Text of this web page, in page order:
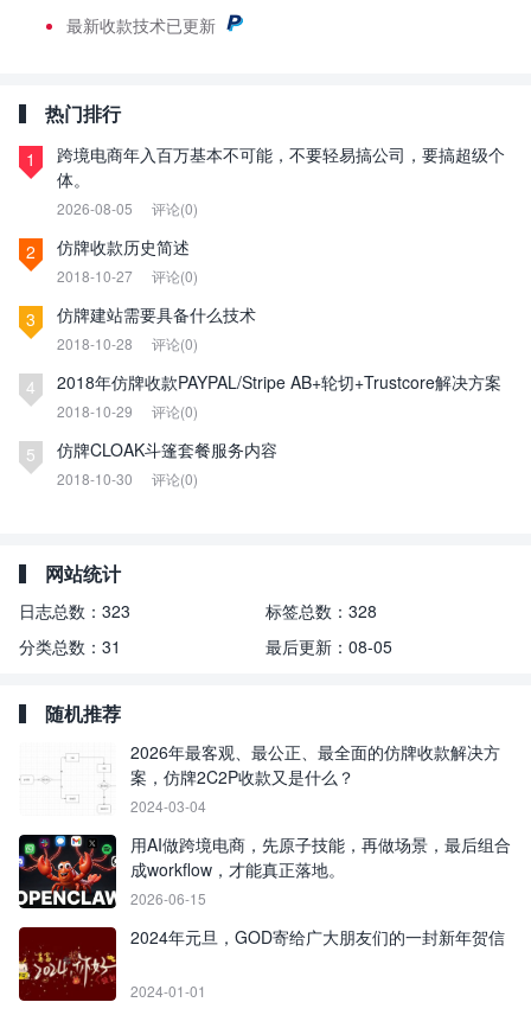
最新收款技术已更新
热门排行
1
跨境电商年入百万基本不可能，不要轻易搞公司，要搞超级个
体。
2026-08-05 评论(0)
2 仿牌收款历史简述
2018-10-27 评论(0)
3 仿牌建站需要具备什么技术
2018-10-28 评论(0)
4 2018年仿牌收款PAYPAL/Stripe AB+轮切+Trustcore解决方案
2018-10-29 评论(0)
5 仿牌CLOAK斗篷套餐服务内容
2018-10-30 评论(0)
网站统计
日志总数： 323 标签总数： 328
分类总数： 31 最后更新： 08-05
随机推荐
2026年最客观、最公正、最全面的仿牌收款解决方
案，仿牌2C2P收款又是什么？
2024-03-04
用AI做跨境电商，先原子技能，再做场景，最后组合
成workflow，才能真正落地。
2026-06-15
2024年元旦，GOD寄给广大朋友们的一封新年贺信
2024-01-01